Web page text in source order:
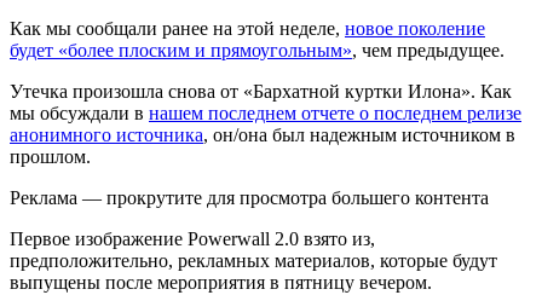
Как мы сообщали ранее на этой неделе, новое поколение
будет «более плоским и прямоугольным», чем предыдущее.
Утечка произошла снова от «Бархатной куртки Илона». Как
мы обсуждали в нашем последнем отчете о последнем релизе
анонимного источника, он/она был надежным источником в
прошлом.
Реклама — прокрутите для просмотра большего контента
Первое изображение Powerwall 2.0 взято из,
предположительно, рекламных материалов, которые будут
выпущены после мероприятия в пятницу вечером.